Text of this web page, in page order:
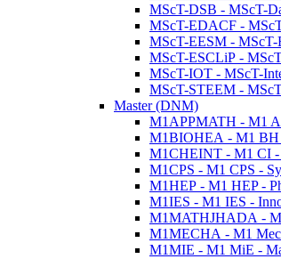
MScT-DSB - MScT-
MScT-EDACF -
MScT-EESM - MScT-
MScT-ESCLiP -
MScT-IOT - MScT-
MScT-STEEM -
Master (DNM)
M1APPMATH - M1
M1BIOHEA - M1 BH
M1CHEINT - M1 CI -
M1CPS - M1 CPS -
M1HEP - M1 HEP -
M1IES - M1 IES -
M1MATHJHADA -
M1MECHA - M1
M1MIE - M1 MiE -